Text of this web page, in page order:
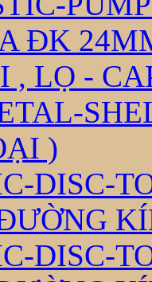
ĐK
, LỌ -
)
DISC-
DISC-